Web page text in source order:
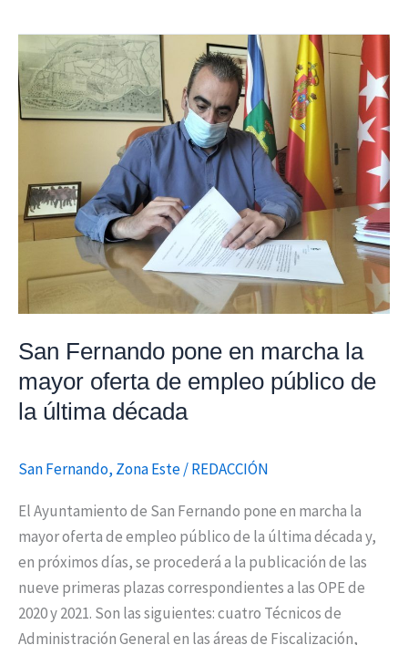
San Fernando pone en marcha la
mayor oferta de empleo público de
la última década
San Fernando, Zona Este/REDACCIÓN
El Ayuntamiento de San Fernando pone en marcha la
mayor oferta de empleo público de la última década y,
en próximos días, se procederá a la publicación de las
nueve primeras plazas correspondientes a las OPE de
2020 y 2021. Son las siguientes: cuatro Técnicos de
Administración General en las áreas de Fiscalización,
Fernando
pone
en
mayor
oferta
empleo
público
la
última
década